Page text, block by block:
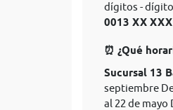
dígitos -
0013 XX
⏰ ¿Qué
Sucursal 13
septiembre
al 22 de mayo